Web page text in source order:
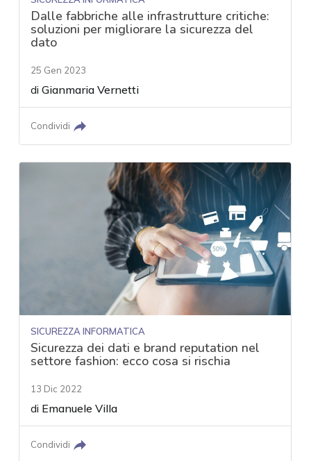
Dalle fabbriche alle infrastrutture critiche:
soluzioni per migliorare la sicurezza del
dato
25 Gen 2023
diGianmaria Vernetti
Condividi
SICUREZZA INFORMATICA
Sicurezza dei dati e brand reputation nel
settore fashion: ecco cosa si rischia
13 Dic 2022
di Emanuele Villa
Condividi